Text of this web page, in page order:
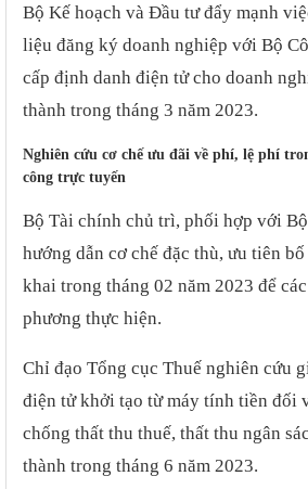
Bộ Kế hoạch và Đầu tư đẩy mạnh
liệu đăng ký doanh nghiệp với Bộ
cấp định danh điện tử cho doanh
thành trong tháng 3 năm 2023.
Nghiên cứu cơ chế ưu đãi về phí, lệ phí
công trực tuyến
Bộ Tài chính chủ trì, phối hợp với
hướng dẫn cơ chế đặc thù, ưu tiên
khai trong tháng 02 năm 2023 để
phương thực hiện.
Chỉ đạo Tổng cục Thuế nghiên cứu
điện tử khởi tạo từ máy tính tiền đối
chống thất thu thuế, thất thu ngân
thành trong tháng 6 năm 2023.